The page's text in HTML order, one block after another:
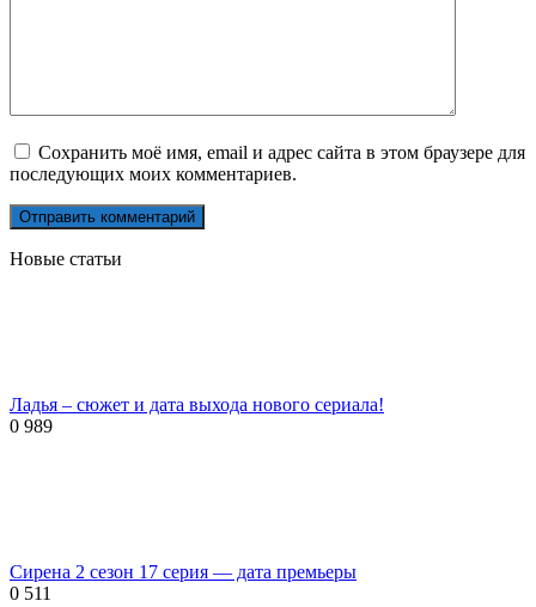
Сохранить моё имя, email и адрес сайта в этом браузере для
последующих моих комментариев.
Новые статьи
Ладья – сюжет и дата выхода нового сериала!
0 989
Сирена 2 сезон 17 серия — дата премьеры
0 511